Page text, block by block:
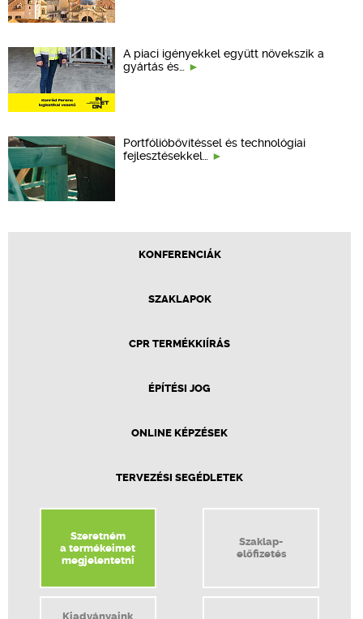
A piaci igényekkel együtt növekszik a
gyártás és…
Portfólióbővítéssel és technológiai
fejlesztésekkel…
KONFERENCIÁK
SZAKLAPOK
CPR TERMÉKKIÍRÁS
ÉPÍTÉSI JOG
ONLINE KÉPZÉSEK
TERVEZÉSI SEGÉDLETEK
Szeretném
a termékeimet
megjelentetni
Szaklap-
előfizetés
Kiadványaink